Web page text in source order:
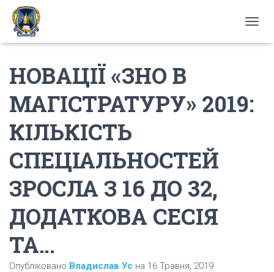
Е
Н
У
НОВАЦІЇ «ЗНО В
МАГІСТРАТУРУ» 2019:
КІЛЬКІСТЬ
СПЕЦІАЛЬНОСТЕЙ
ЗРОСЛА З 16 ДО 32,
ДОДАТКОВА СЕСІЯ
ТА…
Опубліковано Владислав Ус на 16 Травня, 2019